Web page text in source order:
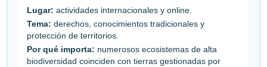
Lugar: actividades internacionales y online.
Tema: derechos, conocimientos tradicionales y
protección de territorios.
Por qué importa: numerosos ecosistemas de alta
biodiversidad coinciden con tierras gestionadas por